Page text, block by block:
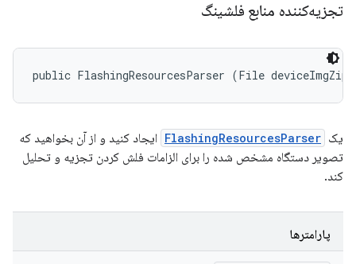
تجزیه‌کننده منابع فلشینگ
public FlashingResourcesParser (File
یک FlashingResourcesParser ایجاد کنید و از آن بخواهید که
تصویر دستگاه مشخص شده را برای الزامات فلش کردن تجزیه و تحلیل
کند.
پارامترها